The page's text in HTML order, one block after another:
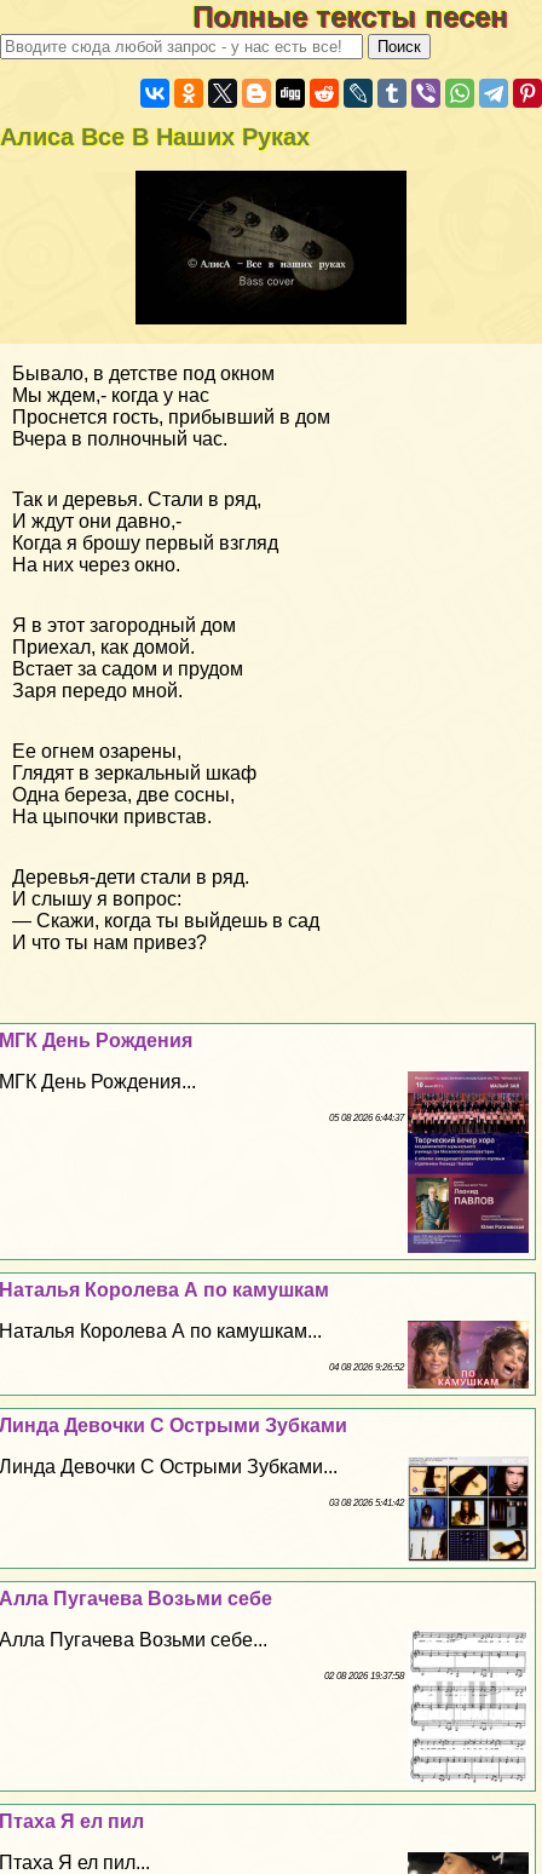
Полные тексты песен
Алиса Все В Наших Руках
Бывало, в детстве под окном
Мы ждем,- когда у нас
Проснется гость, прибывший в дом
Вчера в полночный час.
Так и деревья. Стали в ряд,
И ждут они давно,-
Когда я брошу первый взгляд
На них через окно.
Я в этот загородный дом
Приехал, как домой.
Встает за садом и прудом
Заря передо мной.
Ее огнем озарены,
Глядят в зеркальный шкаф
Одна береза, две сосны,
На цыпочки привстав.
Деревья-дети стали в ряд.
И слышу я вопрос:
— Скажи, когда ты выйдешь в сад
И что ты нам привез?
МГК День Рождения
МГК День Рождения...
05 08 2026 6:44:37
Наталья Королева А по камушкам
Наталья Королева А по камушкам...
04 08 2026 9:26:52
Линда Дeвoчки С Острыми Зубками
Линда Дeвoчки С Острыми Зубками...
03 08 2026 5:41:42
Алла Пугачева Возьми себе
Алла Пугачева Возьми себе...
02 08 2026 19:37:58
Птаха Я ел пил
Птаха Я ел пил...